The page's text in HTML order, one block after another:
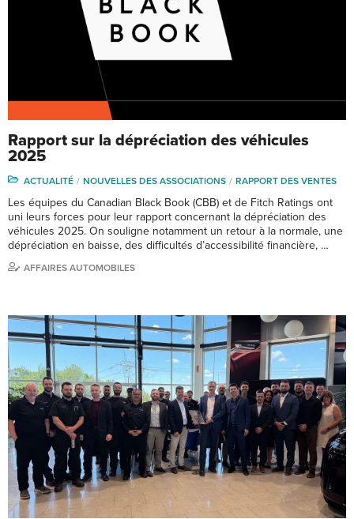
Rapport sur la dépréciation des véhicules
2025
ACTUALITÉ NOUVELLES DES ASSOCIATIONS RAPPORT DES VENTES
Les équipes du Canadian Black Book (CBB) et de Fitch Ratings ont
uni leurs forces pour leur rapport concernant la dépréciation des
véhicules 2025. On souligne notamment un retour à la normale, une
dépréciation en baisse, des difficultés d’accessibilité financière, …
AFFAIRES AUTOMOBILES